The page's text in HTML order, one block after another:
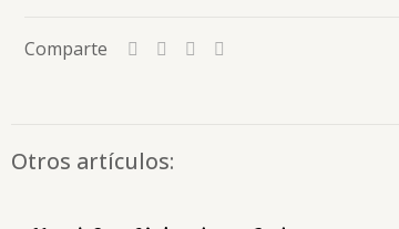
Comparte
Otros artículos: